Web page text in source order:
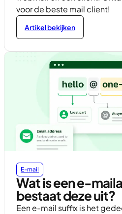
voor de beste mail client!
Artikel bekijken
E-mail
Wat is een e-
bestaat deze uit?
Een e-mail suffix is het